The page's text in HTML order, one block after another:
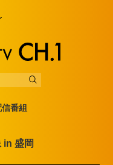
番組
in 盛岡